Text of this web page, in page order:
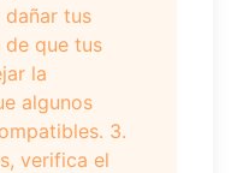
tus
que tus
la
algunos
3.
verifica el